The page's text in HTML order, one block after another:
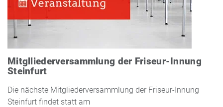
Mitglliederversammlung der Friseur-Innung
Steinfurt
Die nächste Mitgliederversammlung der Friseur-Innung
Steinfurt findet statt am